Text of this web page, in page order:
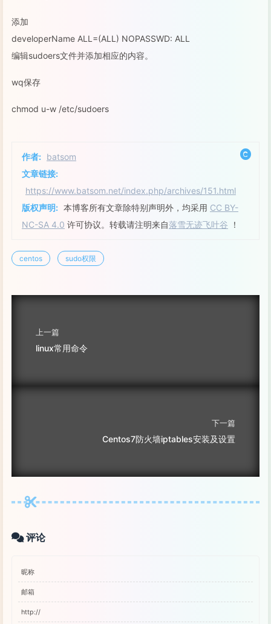
添加
developerName ALL=(ALL) NOPASSWD: ALL
编辑sudoers文件并添加相应的内容。
wq保存
chmod u-w /etc/sudoers
作者: batsom
文章链接:
https://www.batsom.net/index.php/archives/151.html
版权声明: 本博客所有文章除特别声明外，均采用 CC BY-
NC-SA 4.0 许可协议。转载请注明来自落雪无迹飞叶谷 ！
centos sudo权限
上一篇
linux常用命令
下一篇
Centos7防火墙iptables安装及设置
评论